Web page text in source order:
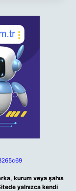
kurum veya şahıs
yalnızca kendi